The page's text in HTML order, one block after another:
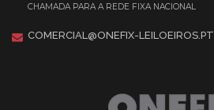
CHAMADA PARA A REDE FIXA NACIONAL
COMERCIAL@ONEFIX-LEILOEIROS.PT